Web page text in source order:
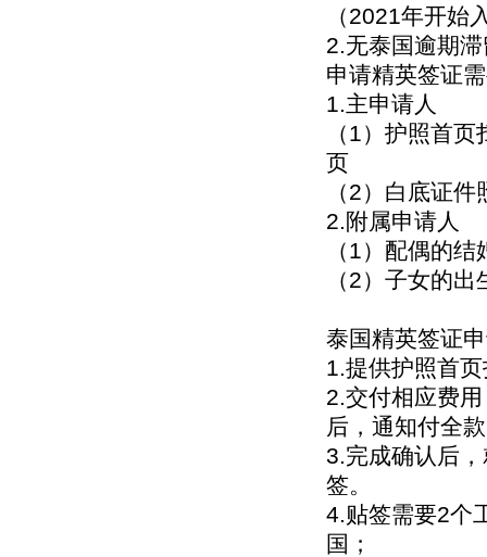
（2021年开始
2.无泰国逾期
申请精英签证
1.主申请人
（1）护照首
页
（2）白底证件
2.附属申请人
（1）配偶的
（2）子女的
泰国精英签证
1.提供护照首
2.交付相应费
后，通知付全
3.完成确认后
签。
4.贴签需要2个
国；